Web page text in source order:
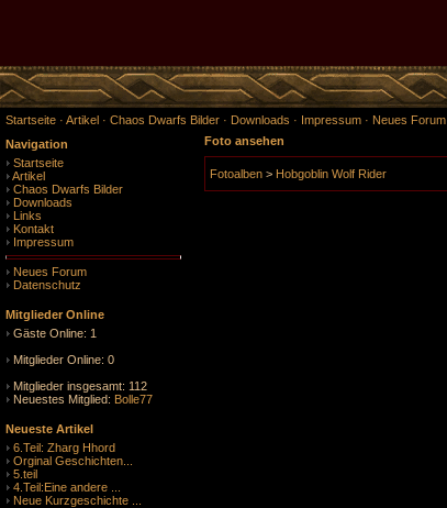
Startseite · Artikel · Chaos Dwarfs Bilder · Downloads · Impressum · Neues Forum
Navigation
Startseite
Artikel
Chaos Dwarfs Bilder
Downloads
Links
Kontakt
Impressum
Neues Forum
Datenschutz
Mitglieder Online
Gäste Online: 1
Mitglieder Online: 0
Mitglieder insgesamt: 112
Neuestes Mitglied: Bolle77
Neueste Artikel
6.Teil: Zharg Hhord
Orginal Geschichten...
5.teil
4.Teil:Eine andere ...
Neue Kurzgeschichte ...
Foto ansehen
Fotoalben > Hobgoblin Wolf Rider